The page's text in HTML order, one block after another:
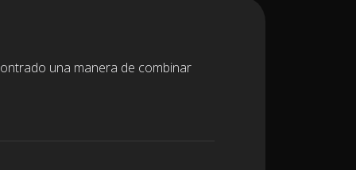
una manera de combinar